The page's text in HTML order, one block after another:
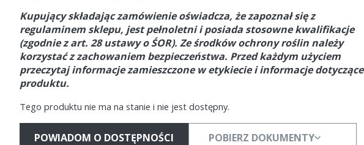
Kupujący składając zamówienie oświadcza, że zapoznał się z
regulaminem sklepu, jest pełnoletni i posiada stosowne kwalifikacje
(zgodnie z art. 28 ustawy o ŚOR). Ze środków ochrony roślin należy
korzystać z zachowaniem bezpieczeństwa. Przed każdym użyciem
przeczytaj informacje zamieszczone w etykiecie i informacje dotyczące
produktu.
Tego produktu nie ma na stanie i nie jest dostępny.
POWIADOM O DOSTĘPNOŚCI POBIERZ DOKUMENTY